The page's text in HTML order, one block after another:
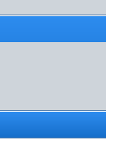
quan hệ Đối tác
Học viện Chính